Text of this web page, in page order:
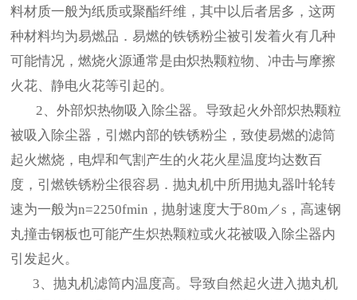
料材质一般为纸质或聚酯纤维，其中以后者居多，这两
种材料均为易燃品．易燃的铁锈粉尘被引发着火有几种
可能情况，燃烧火源通常是由炽热颗粒物、冲击与摩擦
火花、静电火花等引起的。
2、外部炽热物吸入除尘器。导致起火外部炽热颗粒
被吸入除尘器，引燃内部的铁锈粉尘，致使易燃的滤筒
起火燃烧，电焊和气割产生的火花火星温度均达数百
度，引燃铁锈粉尘很容易．抛丸机中所用抛丸器叶轮转
速为一般为n=2250fmin，抛射速度大于80m／s，高速钢
丸撞击钢板也可能产生炽热颗粒或火花被吸入除尘器内
引发起火。
3、抛丸机滤筒内温度高。导致自然起火进入抛丸机